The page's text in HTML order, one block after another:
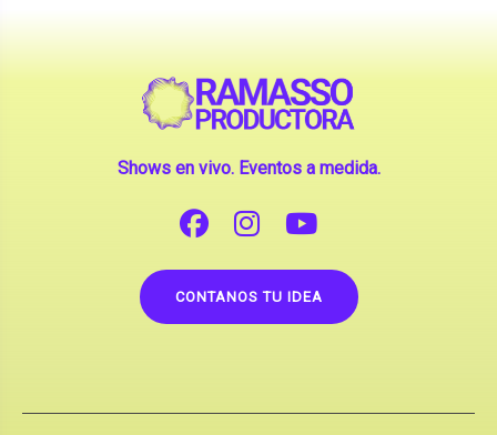
Shows en vivo. Eventos a medida.
CONTANOS TU IDEA